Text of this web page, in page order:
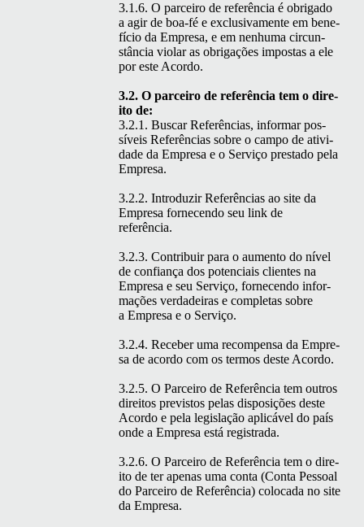
3.1.6. O par­ceiro de refer­ên­cia é obri­ga­do
a agir de boa-fé e exclu­si­va­mente em bene­
fí­cio da Empre­sa, e em nen­hu­ma cir­cun­
stân­cia vio­lar as obri­gações impostas a ele
por este Acordo.
3.2. O par­ceiro de refer­ên­cia tem o dire­
ito de:
3.2.1. Bus­car Refer­ên­cias, infor­mar pos­
síveis Refer­ên­cias sobre o cam­po de ativi­
dade da Empre­sa e o Serviço presta­do pela
Empresa.
3.2.2. Intro­duzir Refer­ên­cias ao site da
Empre­sa fornecen­do seu link de
referência.
3.2.3. Con­tribuir para o aumen­to do nív­el
de con­fi­ança dos poten­ci­ais clientes na
Empre­sa e seu Serviço, fornecen­do infor­
mações ver­dadeiras e com­ple­tas sobre
a Empre­sa e o Serviço.
3.2.4. Rece­ber uma rec­om­pen­sa da Empre­
sa de acor­do com os ter­mos deste Acordo.
3.2.5. O Par­ceiro de Refer­ên­cia tem out­ros
dire­itos pre­vis­tos pelas dis­posições deste
Acor­do e pela leg­is­lação aplicáv­el do país
onde a Empre­sa está registrada.
3.2.6. O Par­ceiro de Refer­ên­cia tem o dire­
ito de ter ape­nas uma con­ta (Con­ta Pes­soal
do Par­ceiro de Refer­ên­cia) colo­ca­da no site
da Empresa.